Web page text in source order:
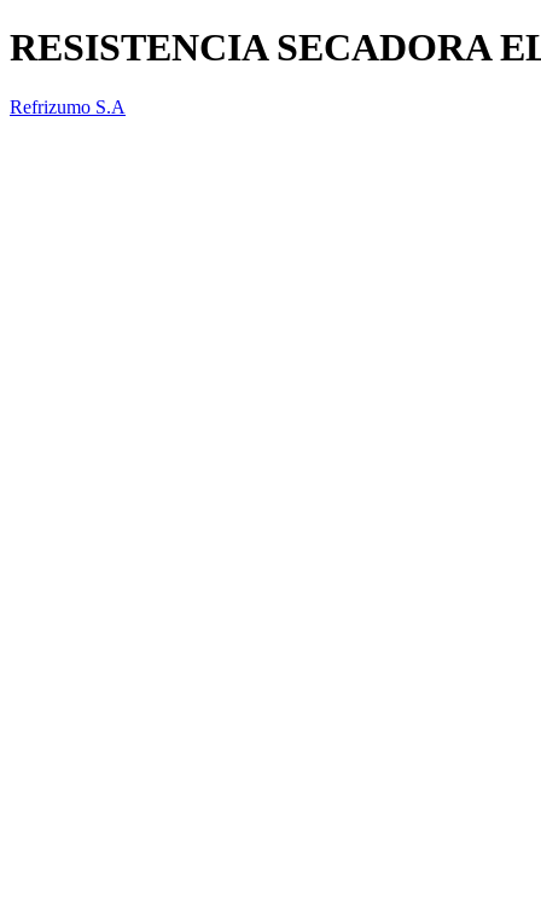
RESISTENCIA SECADORA
Refrizumo S.A